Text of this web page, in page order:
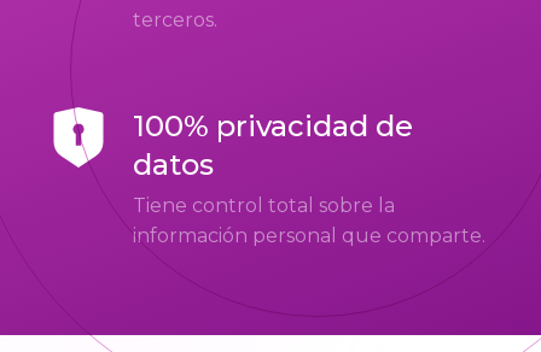
terceros.
100% privacidad de
datos
Tiene control total sobre la
información personal que comparte.